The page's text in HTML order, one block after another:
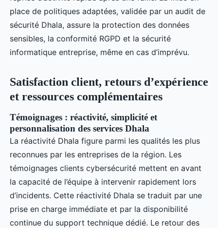
place de politiques adaptées, validée par un audit de
sécurité Dhala, assure la protection des données
sensibles, la conformité RGPD et la sécurité
informatique entreprise, même en cas d’imprévu.
Satisfaction client, retours d’expérience
et ressources complémentaires
Témoignages : réactivité, simplicité et
personnalisation des services Dhala
La réactivité Dhala figure parmi les qualités les plus
reconnues par les entreprises de la région. Les
témoignages clients cybersécurité mettent en avant
la capacité de l’équipe à intervenir rapidement lors
d’incidents. Cette réactivité Dhala se traduit par une
prise en charge immédiate et par la disponibilité
continue du support technique dédié. Le retour des